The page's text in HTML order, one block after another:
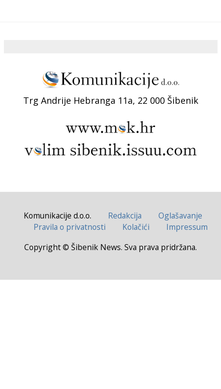
Trg Andrije Hebranga 11a, 22 000 Šibenik
Komunikacije d.o.o. Redakcija
Oglašavanje
Pravila o privatnosti
Kolačići
Impressum
Copyright © Šibenik News. Sva prava pridržana.